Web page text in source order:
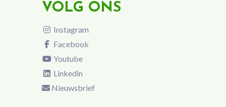
VOLG ONS
Instagram
Facebook
Youtube
Linkedin
Nieuwsbrief